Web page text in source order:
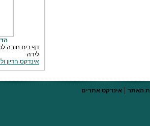
דף בית חובה
לידה
אינדקס הריון
האתר| אינדקס אתרים